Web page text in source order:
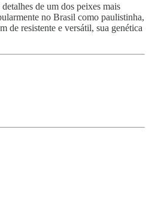
de um dos peixes mais
no Brasil como paulistinha,
de resistente e versátil, sua genética